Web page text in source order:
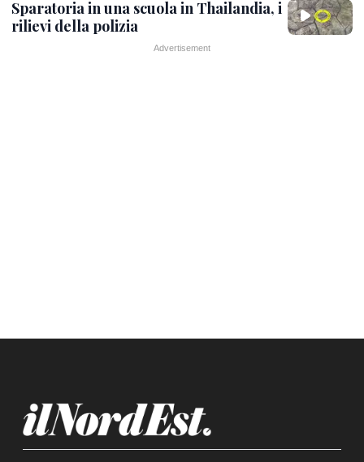
Sparatoria in una scuola in Thailandia, i
rilievi della polizia